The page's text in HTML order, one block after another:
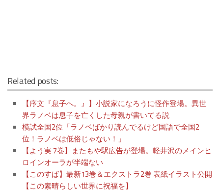
Related posts:
【序文『息子へ。』】小説家になろうに怪作登場。異世
界ラノベは息子を亡くした母親が書いてる説
模試全国2位「ラノベばかり読んでるけど国語で全国2
位！ラノベは低俗じゃない！」
【よう実 7巻】またもや駅広告が登場。軽井沢のメインヒ
ロインオーラが半端ない
【このすば】最新13巻＆エクストラ2巻 表紙イラスト公開
【この素晴らしい世界に祝福を】